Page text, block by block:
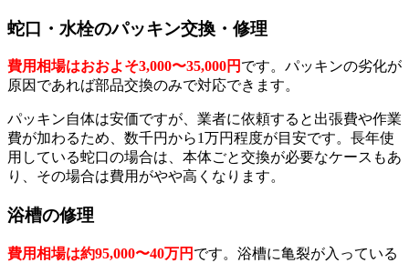
蛇口・水栓のパッキン交換・修理
費用相場はおおよそ3,000〜35,000円 です。パッキンの劣化が
原因であれば部品交換のみで対応できます。
パッキン自体は安価ですが、業者に依頼すると出張費や作業
費が加わるため、数千円から1万円程度が目安です。長年使
用している蛇口の場合は、本体ごと交換が必要なケースもあ
り、その場合は費用がやや高くなります。
浴槽の修理
費用相場は約95,000〜40万円 です。浴槽に亀裂が入っている